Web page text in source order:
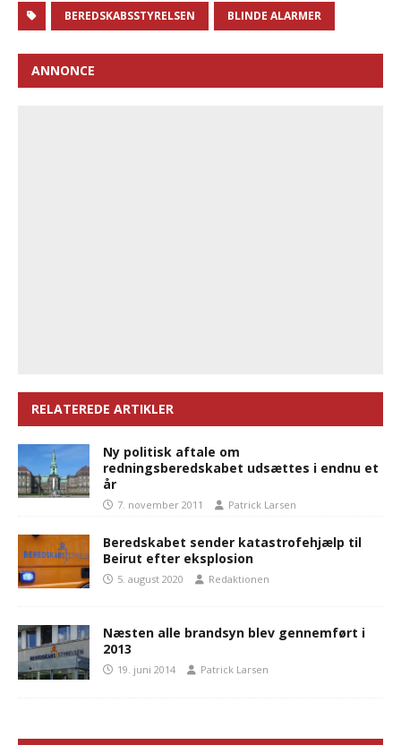
BEREDSKABSSTYRELSEN BLINDE ALARMER
ANNONCE
RELATEREDE ARTIKLER
Ny politisk aftale om
redningsberedskabet udsættes i endnu et
år
7. november 2011 Patrick Larsen
Beredskabet sender katastrofehjælp til
Beirut efter eksplosion
5. august 2020 Redaktionen
Næsten alle brandsyn blev gennemført i
2013
19. juni 2014 Patrick Larsen